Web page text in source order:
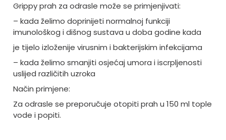
Grippy prah za odrasle može se primjenjivati:
– kada želimo doprinijeti normalnoj funkciji
imunološkog i dišnog sustava u doba godine kada
je tijelo izloženije virusnim i bakterijskim infekcijama
– kada želimo smanjiti osjećaj umora i iscrpljenosti
uslijed različitih uzroka
Način primjene:
Za odrasle se preporučuje otopiti prah u 150 ml tople
vode i popiti.